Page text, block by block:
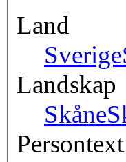
Land
Sverige
Landskap
Skåne
Persontext